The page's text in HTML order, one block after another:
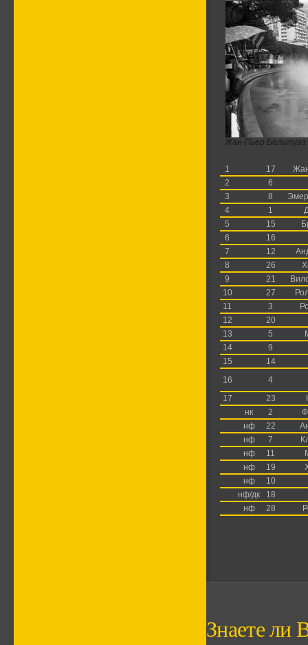
Жан-Пьер Бельтуаз
1 17
2
6
3
8
4
1
5
15
6
16
7
12
8
26
9
21
10
27
11
3
12
20
13
5
14
9
15
14
16
4
17
23
нк
2
нф
22
нф
7
нф
11
нф
19
нф
10
нф/дк
18
нф
28
Знаете ли